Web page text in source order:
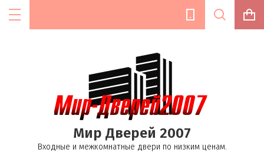
Мир Дверей 2007
Входные и межкомнатные двери по низким ценам.
Цена (руб.):
Название: